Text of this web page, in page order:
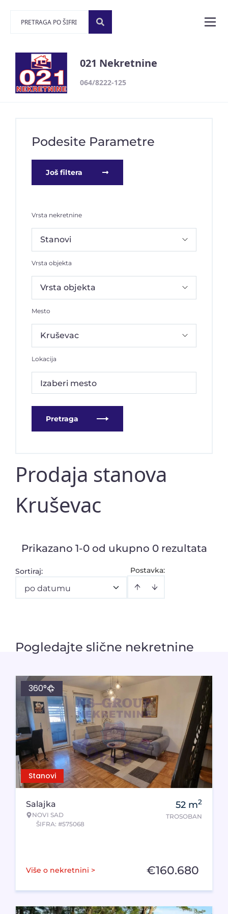
021 Nekretnine
064/8222-125
Podesite Parametre
Još filtera
Vrsta nekretnine
Vrsta objekta
Mesto
Lokacija
Izaberi mesto
Pretraga
Prodaja stanova
Kruševac
Prikazano 1-0 od ukupno 0 rezultata
Postavka:
Sortiraj:
po datumu
Pogledajte slične nekretnine
Stanovi
360°
Salajka
NOVI SAD
ŠIFRA: #575068
52 m2
TROSOBAN
Više o nekretnini > €160.680